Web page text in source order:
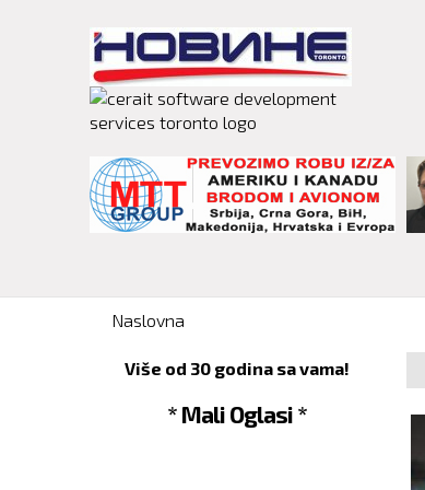
You are here
Naslovna
Više od 30 godina sa vama!
* Mali Oglasi *